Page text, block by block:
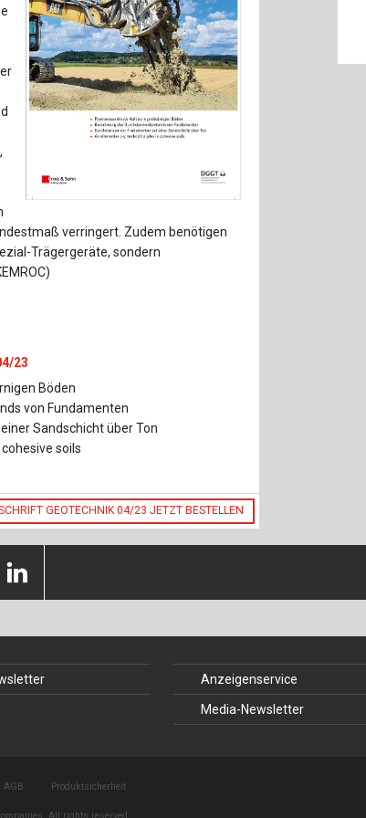
Baustoffe
Bautechnikgeschichte
Betonbau
Brückenbau
E&S Zeitlos
verringert. Zudem benötigen
Trägergeräte, sondern
23
Böden
von Fundamenten
Sandschicht über Ton
soils
GEOTECHNIK 04/23 JETZT BESTELLEN
Anzeigenservice
Media-Newsletter
AGB Produktsicherheit
All rights reserved.